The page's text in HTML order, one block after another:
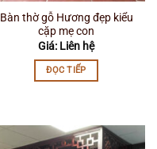
Bàn thờ gỗ Hương đẹp kiểu
cặp mẹ con
Giá: Liên hệ
ĐỌC TIẾP